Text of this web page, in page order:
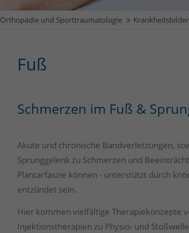
Orthopädie und Sporttraumatologie Krankheitsbilder
Fuß
Schmerzen im Fuß &
Akute und chronische Bandverletzungen,
Sprunggelenk zu Schmerzen und
Plantarfaszie können - unterstützt durch
entzündet sein.
Hier kommen vielfältige Therapiekonzepte
Injektionstherapien zu Physio- und